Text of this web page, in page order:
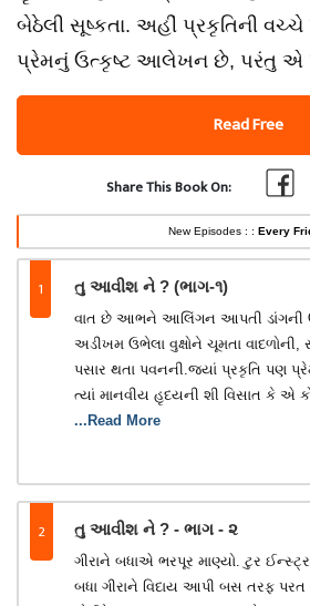
બેઠેલી સૂષ્કતા. અહીં પ્રકૃતિની વચ્ચે
પ્રેમનું ઉત્કૃષ્ટ આલેખન છે, પરંતુ એ
Read Free
Share This Book On:
New Episodes : : Every
1 તુ આવીશ ને ? (ભાગ-૧)
વાત છે આભને આલિંગન આપતી ડાંગની
અડીખમ ઉભેલા વુક્ષોને ચૂમતા
પસાર થતા પવનની.જ્યાં પ્રકૃતિ પણ
ત્યાં માનવીય હૃદયની શી વિસાત કે એ
...Read More
2 તુ આવીશ ને ? - ભાગ - ૨
ગીરાને બધાએ ભરપૂર માણ્યો. ટુર
બધા ગીરાને વિદાય આપી બસ તરફ પરત